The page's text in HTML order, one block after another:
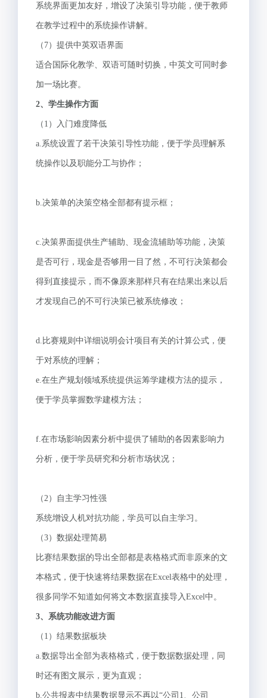
系统界面更加友好，增设了决策引导功能，便于教师
在教学过程中的系统操作讲解。
（7）提供中英双语界面
适合国际化教学、双语可随时切换，中英文可同时参
加一场比赛。
2、学生操作方面
（1）入门难度降低
a.系统设置了若干决策引导性功能，便于学员理解系
统操作以及职能分工与协作；
b.决策单的决策空格全部都有提示框；
c.决策界面提供生产辅助、现金流辅助等功能，决策
是否可行，现金是否够用一目了然，不可行决策都会
得到直接提示，而不像原来那样只有在结果出来以后
才发现自己的不可行决策已被系统修改；
d.比赛规则中详细说明会计项目有关的计算公式，便
于对系统的理解；
e.在生产规划领域系统提供运筹学建模方法的提示，
便于学员掌握数学建模方法；
f.在市场影响因素分析中提供了辅助的各因素影响力
分析，便于学员研究和分析市场状况；
（2）自主学习性强
系统增设人机对抗功能，学员可以自主学习。
（3）数据处理简易
比赛结果数据的导出全部都是表格格式而非原来的文
本格式，便于快速将结果数据在Excel表格中的处理，
很多同学不知道如何将文本数据直接导入Excel中。
3、系统功能改进方面
（1）结果数据板块
a.数据导出全部为表格格式，便于数据数据处理，同
时还有图文展示，更为直观；
b.公共报表中结果数据显示不再以“公司1、公司